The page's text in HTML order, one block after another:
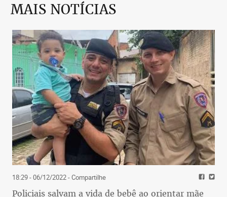
MAIS NOTÍCIAS
18:29 - 06/12/2022- Compartilhe
Policiais salvam a vida de bebê ao orientar mãe